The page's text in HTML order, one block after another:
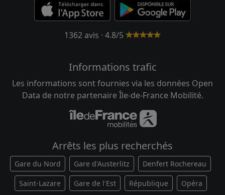
1362 avis · 4.8/5
Informations trafic
Les informations sont fournies via les données Open
Data de notre partenaire Île-de-France Mobilité.
Arrêts les plus recherchés
Gare du Nord Gare d'Austerlitz Denfert Rochereau
Saint-Lazare Gare de l'Est République Opéra